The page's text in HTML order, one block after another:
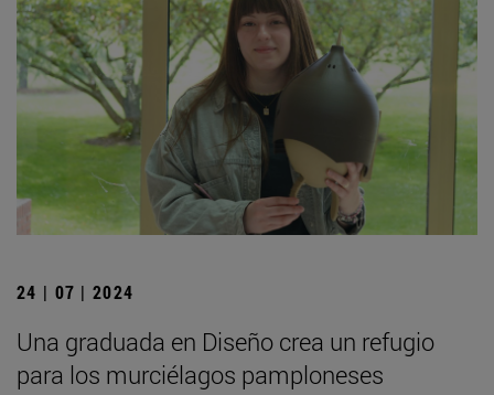
24 | 07 | 2024
Una graduada en Diseño crea un refugio
para los murciélagos pamploneses